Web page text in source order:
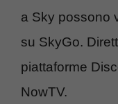
a Sky possono
su SkyGo.
piattaforme
NowTV.